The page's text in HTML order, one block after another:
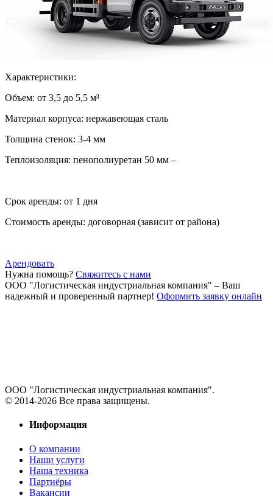
Характеристики:
Объем: от 3,5 до 5,5 м³
Материал корпуса: нержавеющая сталь
Толщина стенок: 3-4 мм
Теплоизоляция: пенополиуретан 50 мм –
Срок аренды: от 1 дня
Стоимость аренды: договорная (зависит от района)
Арендовать
Нужна помощь? Свяжитесь с нами
ООО "Логистическая индустриальная компания" – Ваш
надежный и проверенный партнер! Оформить заявку онлайн
ООО "Логистическая индустриальная компания".
© 2014-2026 Все права защищены.
Информация
О компании
Наши услуги
Наша техника
Партнёры
Вакансии